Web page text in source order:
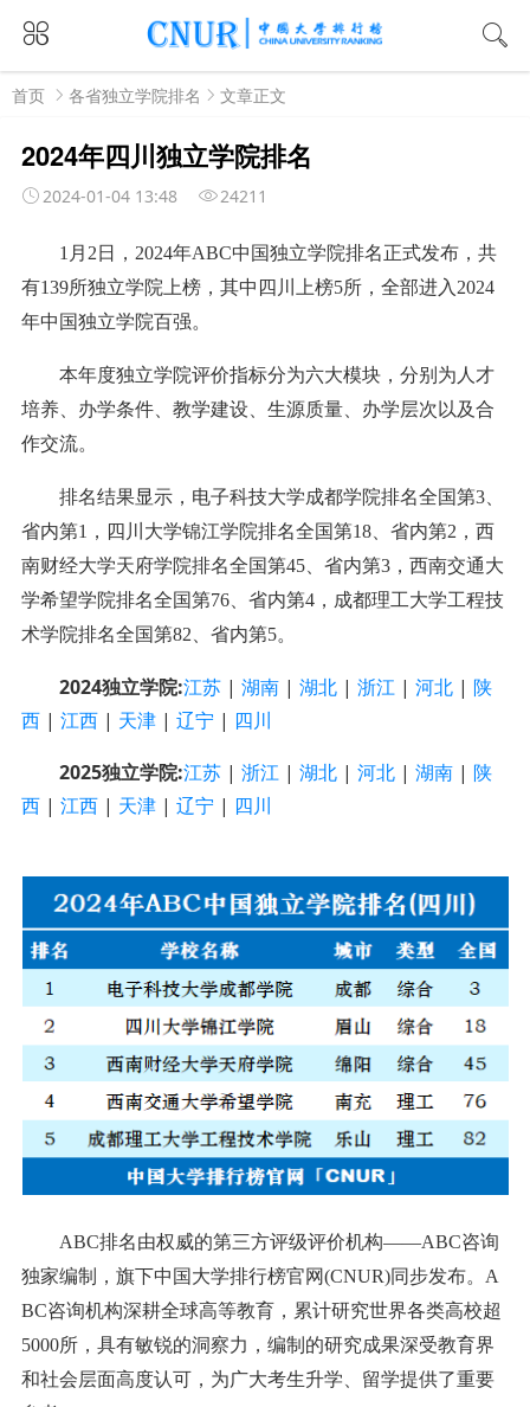
首页 各省独立学院排名 文章正文
2024年四川独立学院排名
2024-01-04 13:48 24211
1月2日，2024年ABC中国独立学院排名正式发布，共
有139所独立学院上榜，其中四川上榜5所，全部进入2024
年中国独立学院百强。
本年度独立学院评价指标分为六大模块，分别为人才
培养、办学条件、教学建设、生源质量、办学层次以及合
作交流。
排名结果显示，电子科技大学成都学院排名全国第3、
省内第1，四川大学锦江学院排名全国第18、省内第2，西
南财经大学天府学院排名全国第45、省内第3，西南交通大
学希望学院排名全国第76、省内第4，成都理工大学工程技
术学院排名全国第82、省内第5。
2024独立学院:江苏| 湖南| 湖北| 浙江| 河北| 陕
西| 江西| 天津| 辽宁| 四川
2025独立学院:江苏| 浙江| 湖北| 河北| 湖南| 陕
西| 江西| 天津| 辽宁| 四川
ABC排名由权威的第三方评级评价机构——ABC咨询
独家编制，旗下中国大学排行榜官网(CNUR)同步发布。A
BC咨询机构深耕全球高等教育，累计研究世界各类高校超
5000所，具有敏锐的洞察力，编制的研究成果深受教育界
和社会层面高度认可，为广大考生升学、留学提供了重要